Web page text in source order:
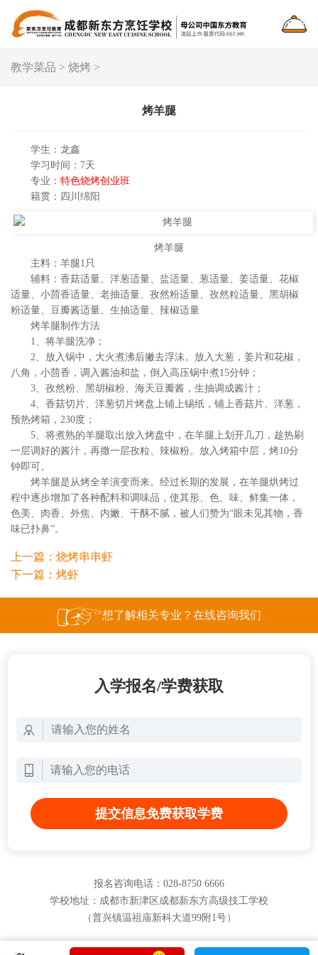
教学菜品 > 烧烤 >
烤羊腿
学生：龙鑫
学习时间：7天
专业： 特色烧烤创业班
籍贯：四川绵阳
烤羊腿
主料：羊腿1只
辅料：香菇适量、洋葱适量、盐适量、葱适量、姜适量、花椒
适量、小茴香适量、老抽适量、孜然粉适量、孜然粒适量、黑胡椒
粉适量、豆瓣酱适量、生抽适量、辣椒适量
烤羊腿制作方法
1、将羊腿洗净；
2、放入锅中，大火煮沸后撇去浮沫。放入大葱，姜片和花椒，
八角，小茴香，调入酱油和盐，倒入高压锅中煮15分钟；
3、孜然粉、黑胡椒粉、海天豆瓣酱，生抽调成酱汁；
4、香菇切片、洋葱切片烤盘上铺上锡纸，铺上香菇片、洋葱，
预热烤箱，230度；
5、将煮熟的羊腿取出放入烤盘中，在羊腿上划开几刀，趁热刷
一层调好的酱汁，再撒一层孜粒、辣椒粉。放入烤箱中层，烤10分
钟即可。
烤羊腿是从烤全羊演变而来。经过长期的发展，在羊腿烘烤过
程中逐步增加了各种配料和调味品，使其形、色、味、鲜集一体，
色美、肉香、外焦、内嫩、干酥不腻，被人们赞为“眼未见其物，香
味已扑鼻”。
上一篇： 烧烤串串虾
下一篇： 烤虾
想了解相关专业？在线咨询我们
入学报名/学费获取
提交信息免费获取学费
报名咨询电话：028-8750 6666
学校地址：成都市新津区成都新东方高级技工学校
（普兴镇温祖庙新科大道99附1号）